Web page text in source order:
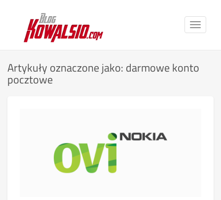
Toggle
Artykuły oznaczone jako: darmowe konto
pocztowe